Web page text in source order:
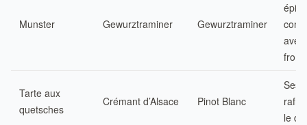
Munster Gewurztraminer Gewurztraminer
avec
Tarte aux
quetsches
Crémant d’Alsace Pinot Blanc
Ses
le